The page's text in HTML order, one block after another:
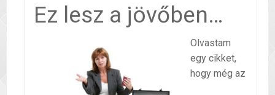
Ez lesz a jövőben…
Olvastam
egy cikket,
hogy még az